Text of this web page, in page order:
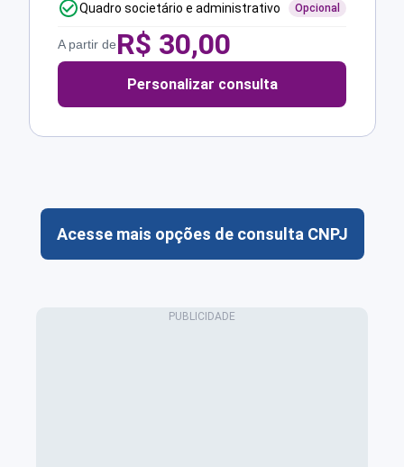
Quadro societário e administrativo Opcional
A partir deR$ 30,00
Personalizar consulta
Acesse mais opções de consulta CNPJ